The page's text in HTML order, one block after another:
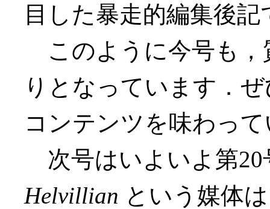
目した暴走的編集後
このように今号も，
りとなっています．
コンテンツを味わっ
次号はいよいよ第20
Helvillian という媒体